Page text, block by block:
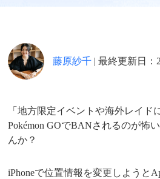
藤原紗千 | 最終更新日：
「地方限定イベントや海外レイド
Pokémon GOでBANされるのが怖
んか？
iPhoneで位置情報を変更しようと